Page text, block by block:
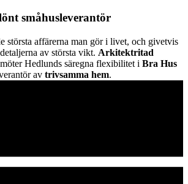
småhusleverantör
största affärerna man gör i livet, och givetvis
av största vikt. Arkitektritad
möter Hedlunds säregna flexibilitet i Bra Hus
av trivsamma hem.